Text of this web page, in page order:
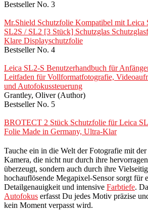
Bestseller No. 3
Mr.Shield Schutzfolie Kompatibel mit Leica
SL2S / SL2 [3 Stück] Schutzglas
Klare Displayschutzfolie
Bestseller No. 4
Leica SL2-S Benutzerhandbuch für
Leitfaden für Vollformatfotografie,
und Autofokussteuerung
Grantley, Oliver (Author)
Bestseller No. 5
BROTECT 2 Stück Schutzfolie für Leica
Folie Made in Germany, Ultra-Klar
Tauche ein in die Welt der Fotografie mit der
Kamera, die nicht nur durch ihre
überzeugt, sondern auch durch ihre
hochauflösende Megapixel-Sensor sorgt für
Detailgenauigkeit und intensive Farbtiefe.
Autofokus erfasst Du jedes Motiv präzise
kein Moment verpasst wird.